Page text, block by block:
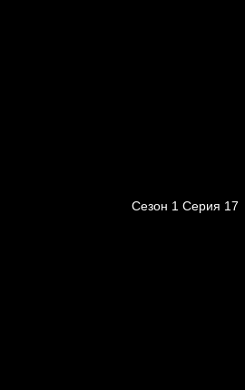
Сезон 1 Серия 17